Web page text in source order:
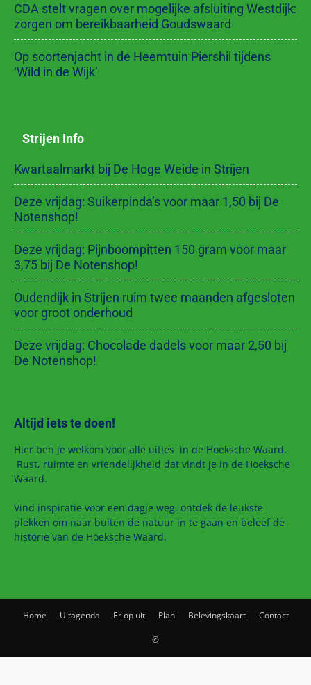
CDA stelt vragen over mogelijke afsluiting Westdijk:
zorgen om bereikbaarheid Goudswaard
Op soortenjacht in de Heemtuin Piershil tijdens
‘Wild in de Wijk’
Strijen Info
Kwartaalmarkt bij De Hoge Weide in Strijen
Deze vrijdag: Suikerpinda’s voor maar 1,50 bij De
Notenshop!
Deze vrijdag: Pijnboompitten 150 gram voor maar
3,75 bij De Notenshop!
Oudendijk in Strijen ruim twee maanden afgesloten
voor groot onderhoud
Deze vrijdag: Chocolade dadels voor maar 2,50 bij
De Notenshop!
Altijd iets te doen!
Hier ben je welkom voor alle uitjes in de Hoeksche Waard.
Rust, ruimte en vriendelijkheid dat vindt je in de Hoeksche
Waard.
Vind inspiratie voor een dagje weg, ontdek de leukste
plekken om naar buiten de natuur in te gaan en beleef de
historie van de Hoeksche Waard.
Home Uitagenda Er op uit Plan Belevingskaart Contact
©